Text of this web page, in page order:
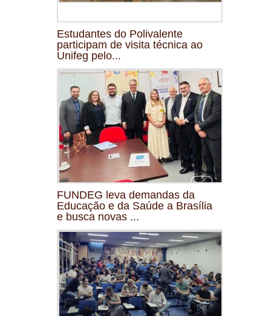
Estudantes do Polivalente
participam de visita técnica ao
Unifeg pelo...
FUNDEG leva demandas da
Educação e da Saúde a Brasília
e busca novas ...